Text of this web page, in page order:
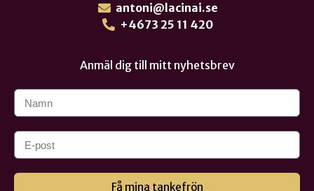
antoni@lacinai.se
+4673 25 11 420
Anmäl dig till mitt nyhetsbrev
Få mina tankefrön